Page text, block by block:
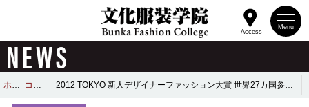
Menu
Access
NEWS
ホーム コンテスト 2012 TOKYO 新人デザイナーファッション大賞 世界27カ国参加の世界最大級のコンテストで在学生が大賞を受賞！